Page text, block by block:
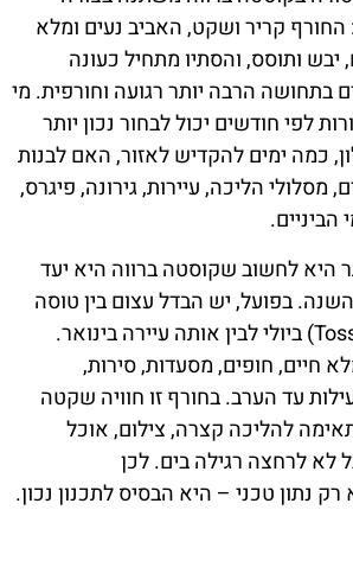
קריר ושקט, האביב נעים ומלא
ותוסס, והסתיו מתחיל כעונה
בתחושה הרבה יותר רגועה וחורפית. מי
לפי חודשים יכול לבחור נכון יותר
כמה ימים להקדיש לאזור, האם לבנות
מסלולי הליכה, עיירות, גירונה, פיגרס,
הביניים.
היא לחשוב שקוסטה ברווה היא יעד
בפועל, יש הבדל עצום בין טוסה
דה מאר (Tossa de Mar) ביולי לבין אותה עיירה בינואר.
חיים, חופים, מסעדות, סירות,
עד הערב. בחורף זו חוויה שקטה
להליכה קצרה, צילום, אוכל
לא לרחצה רגילה בים. לכן
נתון טכני – היא הבסיס לתכנון נכון.